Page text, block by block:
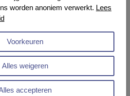
kunsttranen van AYZ,
hiervan. Aan de
schema ‘Inzetbaarheid’ is
worden anoniem verwerkt. Lees
Voorkeuren
Alles weigeren
accepteren